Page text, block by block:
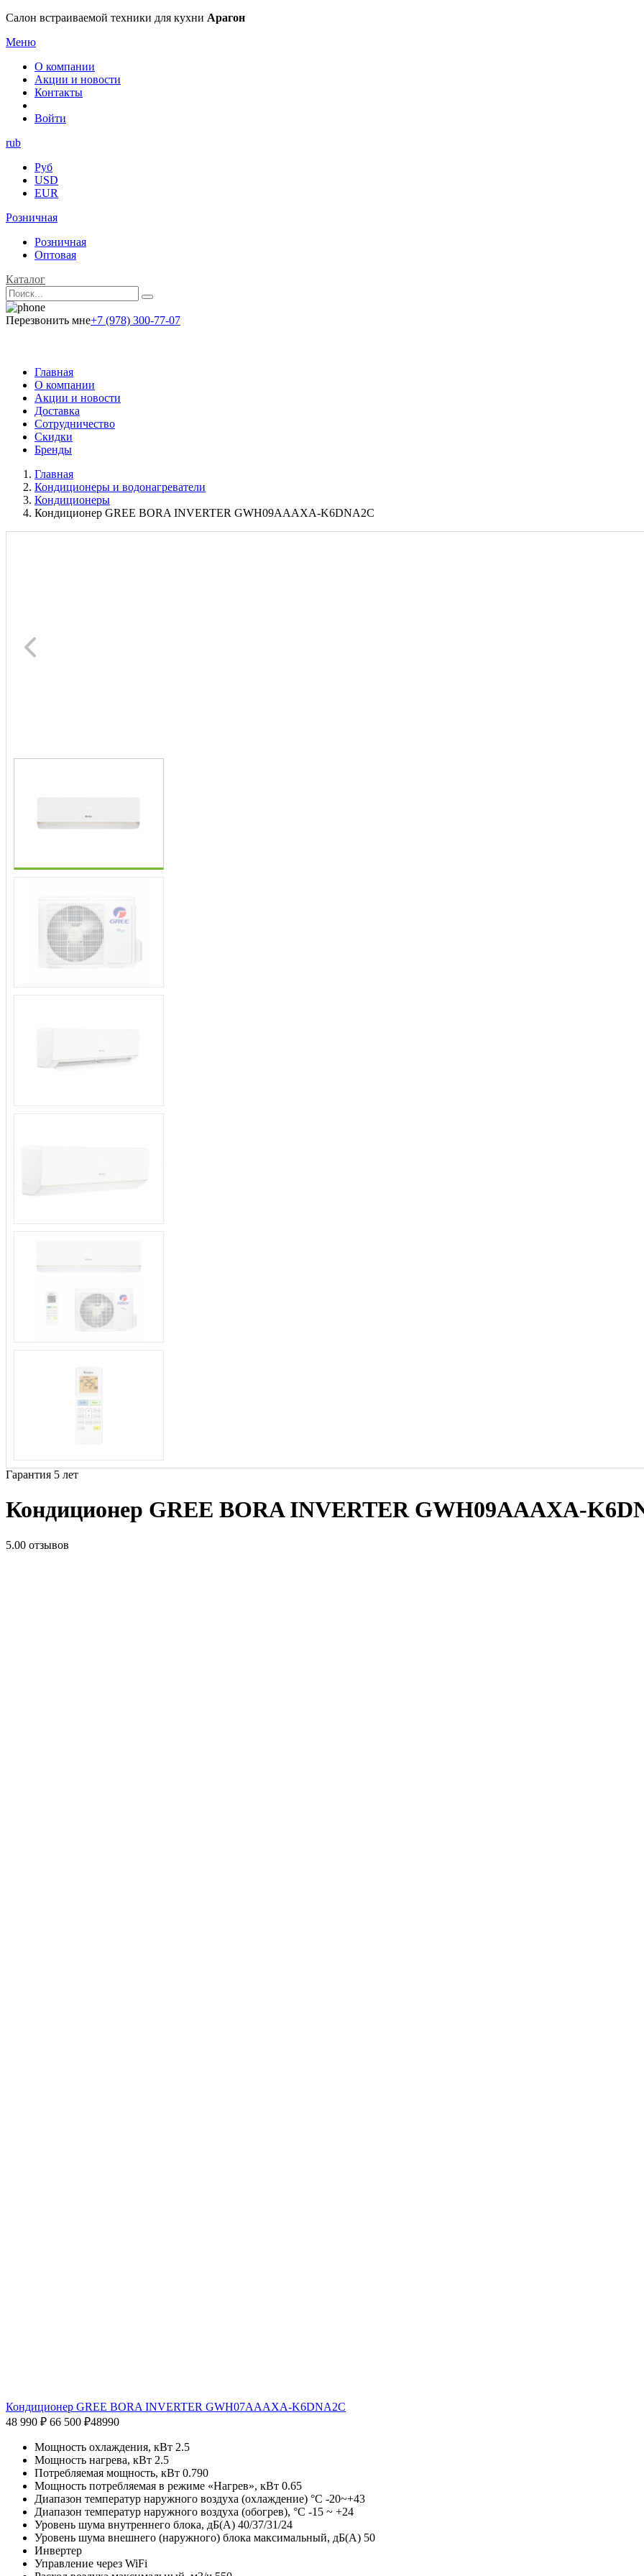
Салон встраиваемой техники для кухни Арагон
Меню
О компании
Акции и новости
Контакты
Войти
rub
Руб
USD
EUR
Розничная
Розничная
Оптовая
Каталог
Перезвонить мне+7 (978) 300-77-07
Главная
О компании
Акции и новости
Доставка
Сотрудничество
Скидки
Бренды
Главная
Кондиционеры и водонагреватели
Кондиционеры
Кондиционер GREE BORA INVERTER GWH09AAAXA-K6DNA2C
Гарантия 5 лет
Кондиционер GREE BORA INVERTER GWH09AAAXA-
5.00 отзывов
Кондиционер GREE BORA INVERTER GWH07AAAXA-K6DNA2C
48 990 ₽ 66 500 ₽48990
Мощность охлаждения, кВт 2.5
Мощность нагрева, кВт 2.5
Потребляемая мощность, кВт 0.790
Мощность потребляемая в режиме «Нагрев», кВт 0.65
Диапазон температур наружного воздуха (охлаждение) °С -20~+43
Диапазон температур наружного воздуха (обогрев), °С -15 ~ +24
Уровень шума внутреннего блока, дБ(А) 40/37/31/24
Уровень шума внешнего (наружного) блока максимальный, дБ(А) 50
Инвертер
Управление через WiFi